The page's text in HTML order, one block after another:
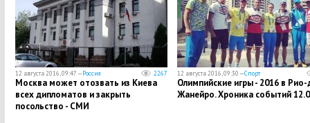
12 августа 2016, 09:47 —Россия 2267
Москва может отозвать из Киева
всех дипломатов и закрыть
посольство - СМИ
12 августа 2016, 09:30 —Спорт
Олимпийские игры - 2016 в
Жанейро. Хроника событий